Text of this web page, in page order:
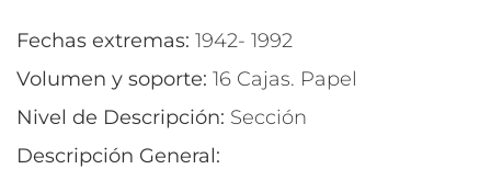
Fechas extremas: 1942- 1992
Volumen y soporte: 16 Cajas. Papel
Nivel de Descripción: Sección
Descripción General: